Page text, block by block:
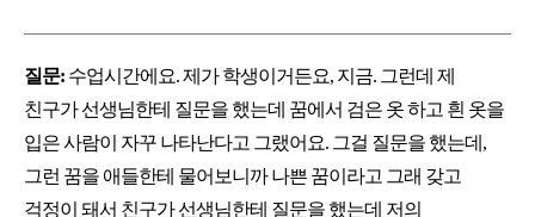
질문: 수업시간에요. 제가 학생이거든요, 지금. 그런데 제
친구가 선생님한테 질문을 했는데 꿈에서 검은 옷 하고 흰 옷을
입은 사람이 자꾸 나타난다고 그랬어요. 그걸 질문을 했는데,
그런 꿈을 애들한테 물어보니까 나쁜 꿈이라고 그래 갖고
걱정이 돼서 친구가 선생님한테 질문을 했는데 저의